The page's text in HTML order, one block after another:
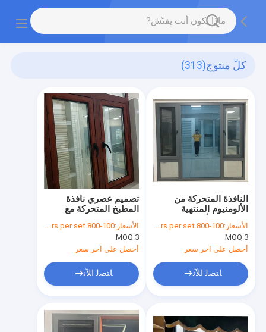
كلّ منتوج(313)
تصميم عصري نافذة
المطبخ المتحركة مع
الزجاج المعزول المشدد
الأسعار:100-800 dollars per set
MOQ:3
أحصل على آخر سعر
ﺎﺘﺼﻟ ﺍﻶﻧ
النافذة المتحركة من
الألومنيوم المنتهية
المزودة بالأنوديزة
الأسعار:100-800 dollars per set
MOQ:3
أحصل على آخر سعر
ﺎﺘﺼﻟ ﺍﻶﻧ